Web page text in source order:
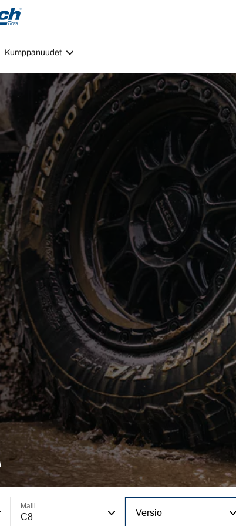
navigation
Kumppanuudet
Malli
C8 Versio